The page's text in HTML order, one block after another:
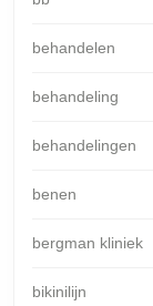
behandelen
behandeling
behandelingen
benen
bergman kliniek
bikinilijn